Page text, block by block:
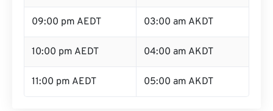
09:00 pm AEDT 03:00 am AKDT
10:00 pm AEDT 04:00 am AKDT
11:00 pm AEDT 05:00 am AKDT